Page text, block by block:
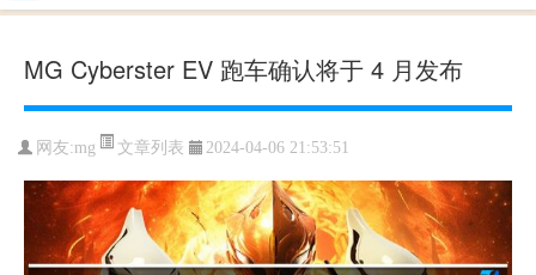
MG Cyber​​ster EV 跑车确认将于 4 月发布
网友:mg 文章列表 2024-04-06 21:53:51